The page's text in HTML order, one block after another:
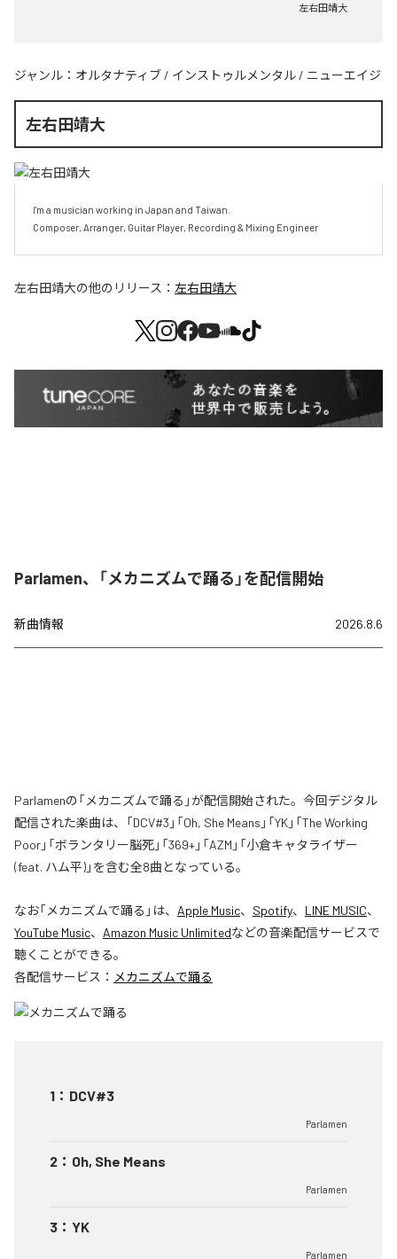
左右田靖大
ジャンル： オルタナティブ / インストゥルメンタル / ニューエイジ
左右田靖大
I'm a musician working in Japan and Taiwan.
Composer, Arranger, Guitar Player, Recording & Mixing Engineer
左右田靖大の他のリリース： 左右田靖大
Parlamen、「メカニズムで踊る」を配信開始
新曲情報 2026.8.6
Parlamenの「メカニズムで踊る」が配信開始された。今回デジタル
配信された楽曲は、「DCV#3」「Oh, She Means」「YK」「The Working
Poor」「ボランタリー脳死」「369+」「AZM」「小倉キャタライザー
(feat. ハム平)」を含む全8曲となっている。
なお「メカニズムで踊る 」は、 Apple Music、 Spotify、 LINE MUSIC、
YouTube Music、 Amazon Music Unlimitedなどの音楽配信サービスで
聴くことができる。
各配信サービス： メカニズムで踊る
1 ： DCV#3
Parlamen
2 ： Oh, She Means
Parlamen
3 ： YK
Parlamen